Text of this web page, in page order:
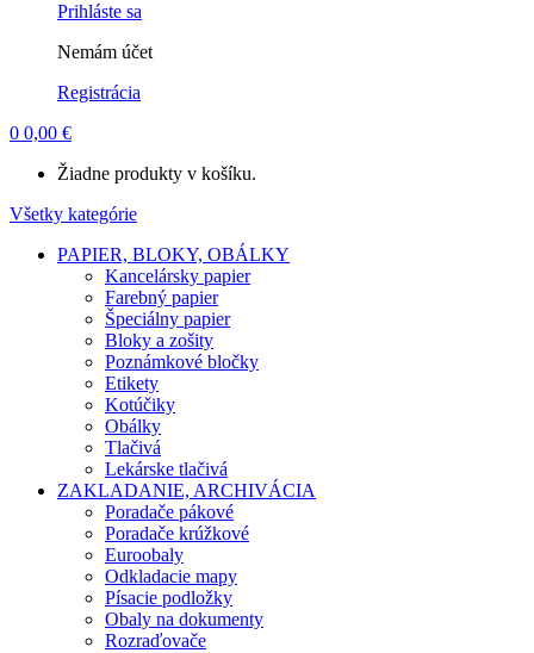
Prihláste sa
Nemám účet
Registrácia
0 0,00 €
Žiadne produkty v košíku.
Všetky kategórie
PAPIER, BLOKY, OBÁLKY
Kancelársky papier
Farebný papier
Špeciálny papier
Bloky a zošity
Poznámkové bločky
Etikety
Kotúčiky
Obálky
Tlačivá
Lekárske tlačivá
ZAKLADANIE, ARCHIVÁCIA
Poradače pákové
Poradače krúžkové
Euroobaly
Odkladacie mapy
Písacie podložky
Obaly na dokumenty
Rozraďovače